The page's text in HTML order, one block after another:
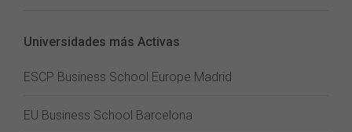
Universidades más Activas
ESCP Business School Europe Madrid
EU Business School Barcelona